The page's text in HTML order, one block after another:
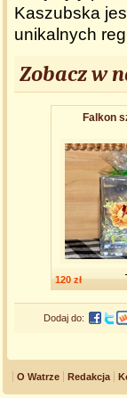
Kaszubska
unikalnych
Zobacz w
Falkon
120 zł
Dodaj do:
O Watrze Redakcja